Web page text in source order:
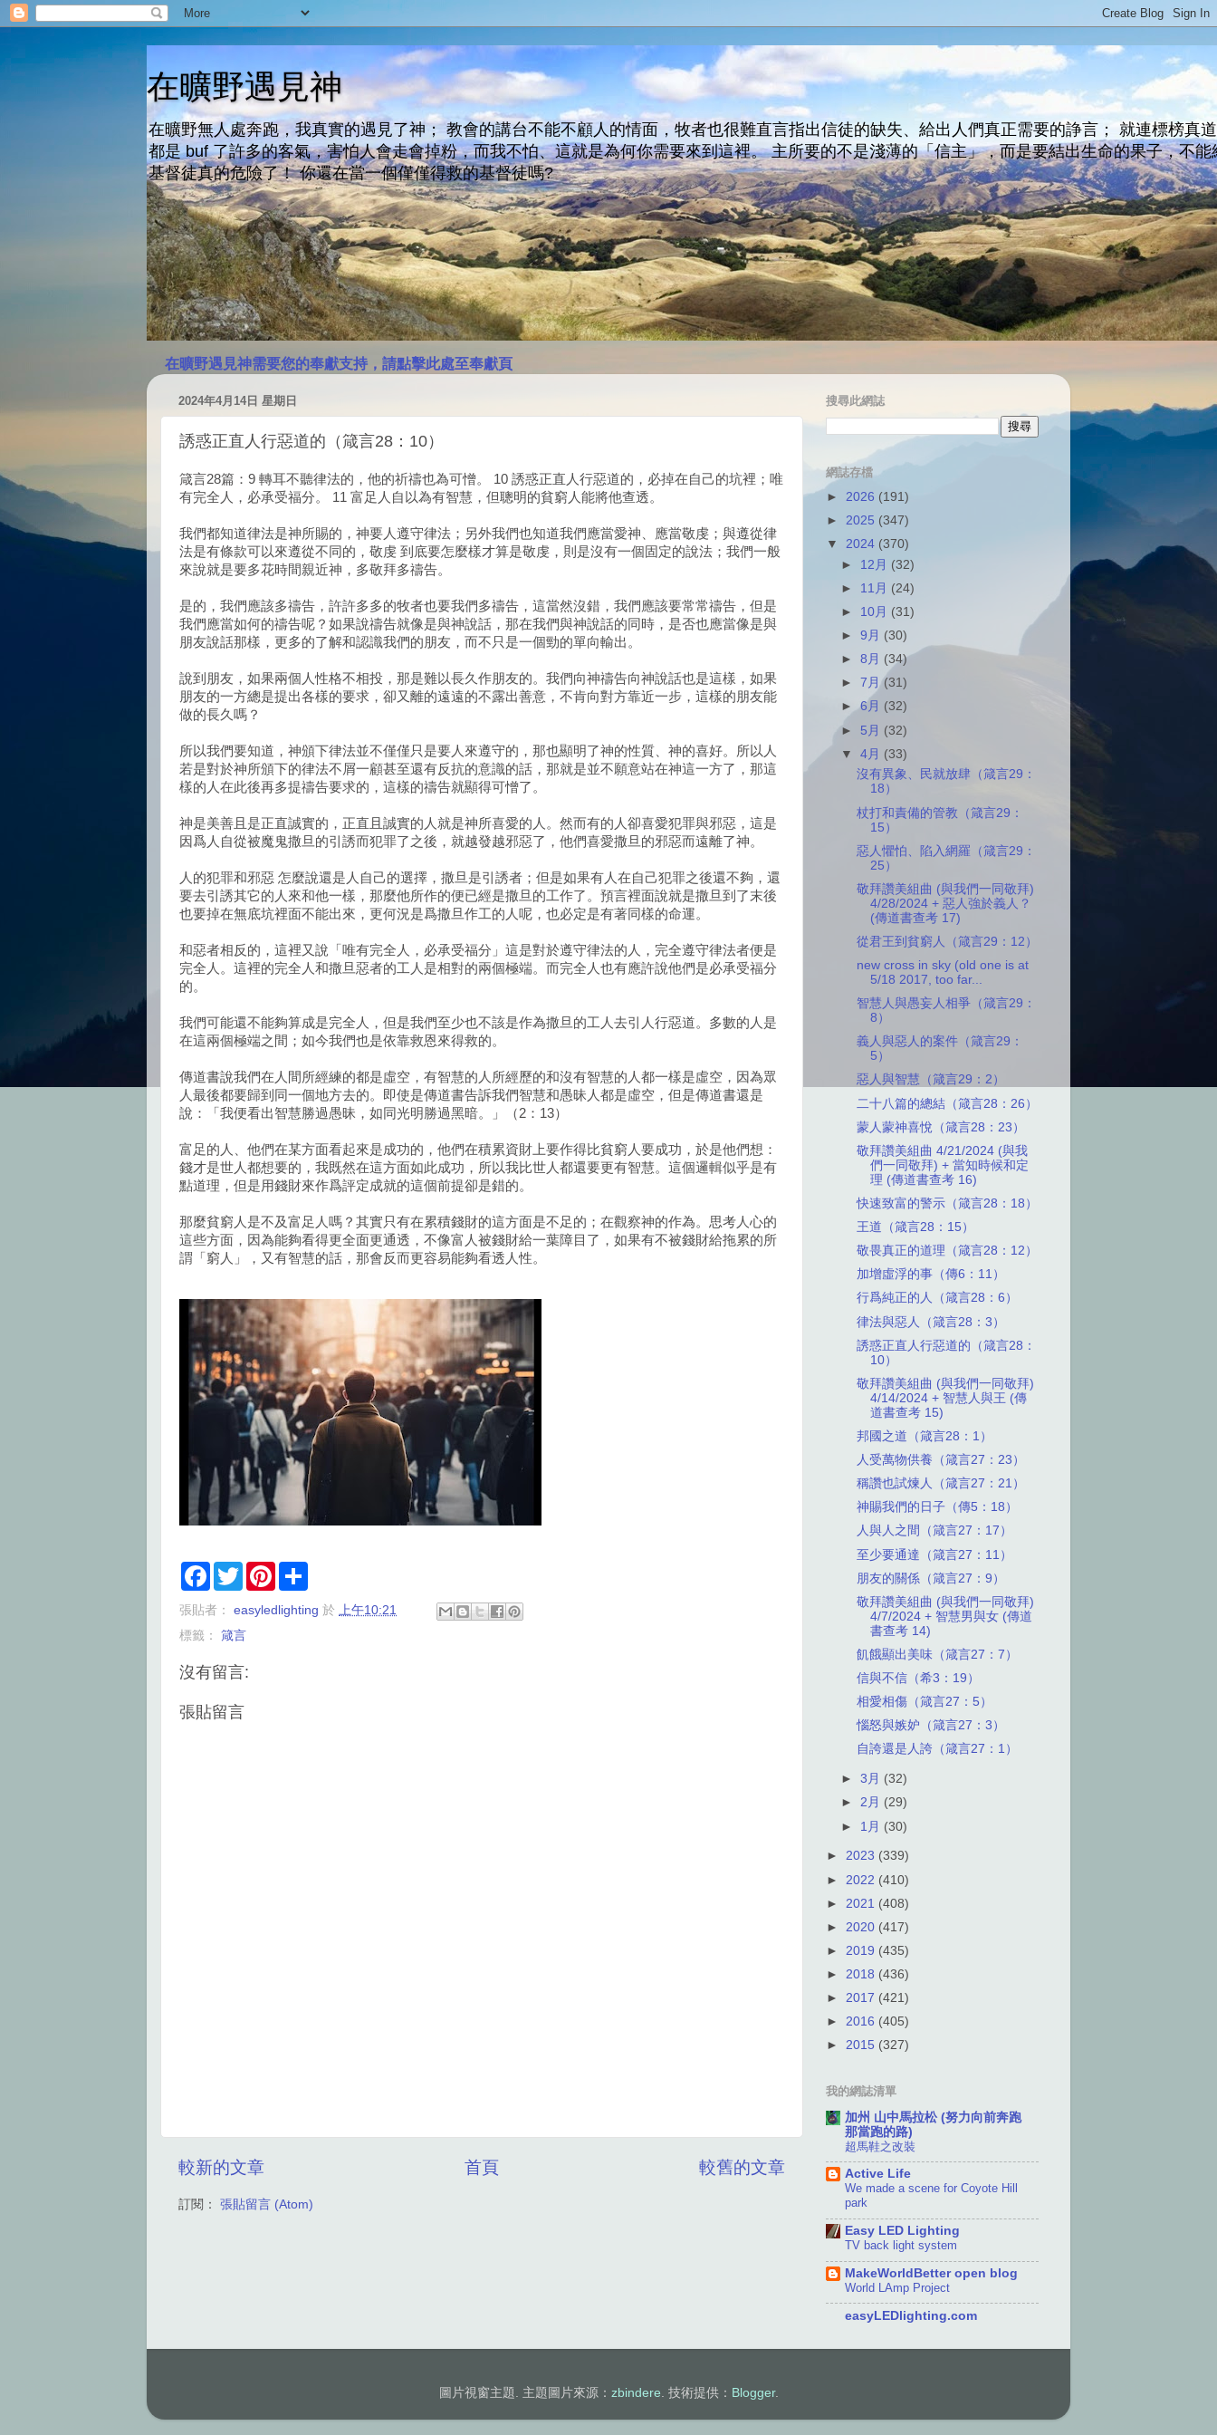
在曠野遇見神
在曠野無人處奔跑，我真實的遇見了神； 教會的講台不能不顧人的情面，牧者也很難直言指出信徒的缺失、給出人們真正需要的諍言； 就連標榜真
都是 buf 了許多的客氣，害怕人會走會掉粉，而我不怕、這就是為何你需要來到這裡。 主所要的不是淺薄的「信主」，而是要結出生命的果子，不能
基督徒真的危險了！ 你還在當一個僅僅得救的基督徒嗎?
在曠野遇見神需要您的奉獻支持，請點擊此處至奉獻頁
2024年4月14日 星期日
誘惑正直人行惡道的（箴言28：10）
箴言28篇：9 轉耳不聽律法的，他的祈禱也為可憎。 10 誘惑正直人行惡道的，必掉在自己的坑裡；唯
有完全人，必承受福分。 11 富足人自以為有智慧，但聰明的貧窮人能將他查透。
我們都知道律法是神所賜的，神要人遵守律法；另外我們也知道我們應當愛神、應當敬虔；與遵從律
法是有條款可以來遵從不同的，敬虔 到底要怎麼樣才算是敬虔，則是沒有一個固定的說法；我們一般
來說就是要多花時間親近神，多敬拜多禱告。
是的，我們應該多禱告，許許多多的牧者也要我們多禱告，這當然沒錯，我們應該要常常禱告，但是
我們應當如何的禱告呢？如果說禱告就像是與神說話，那在我們與神說話的同時，是否也應當像是與
朋友說話那樣，更多的了解和認識我們的朋友，而不只是一個勁的單向輸出。
說到朋友，如果兩個人性格不相投，那是難以長久作朋友的。我們向神禱告向神說話也是這樣，如果
朋友的一方總是提出各樣的要求，卻又離的遠遠的不露出善意，不肯向對方靠近一步，這樣的朋友能
做的長久嗎？
所以我們要知道，神頒下律法並不僅僅只是要人來遵守的，那也顯明了神的性質、神的喜好。所以人
若是對於神所頒下的律法不屑一顧甚至還有反抗的意識的話，那就是並不願意站在神這一方了，那這
樣的人在此後再多提禱告要求的，這樣的禱告就顯得可憎了。
神是美善且是正直誠實的，正直且誠實的人就是神所喜愛的人。然而有的人卻喜愛犯罪與邪惡，這是
因爲人自從被魔鬼撒旦的引誘而犯罪了之後，就越發越邪惡了，他們喜愛撒旦的邪惡而遠離了神。
人的犯罪和邪惡 怎麼說還是人自己的選擇，撒旦是引誘者；但是如果有人在自己犯罪之後還不夠，還
要去引誘其它的人來和他一樣，那麼他所作的便已經是撒旦的工作了。預言裡面說就是撒旦到了末後
也要掉在無底坑裡面不能出來，更何況是爲撒旦作工的人呢，也必定是有著同樣的命運。
和惡者相反的，這裡又說「唯有完全人，必承受福分」這是對於遵守律法的人，完全遵守律法者便是
完全人。這裡的完全人和撒旦惡者的工人是相對的兩個極端。而完全人也有應許說他們是必承受福分
的。
我們可能還不能夠算成是完全人，但是我們至少也不該是作為撒旦的工人去引人行惡道。多數的人是
在這兩個極端之間；如今我們也是依靠救恩來得救的。
傳道書說我們在人間所經練的都是虛空，有智慧的人所經歷的和沒有智慧的人都一樣是虛空，因為眾
人最後都要歸到同一個地方去的。即使是傳道書告訴我們智慧和愚昧人都是虛空，但是傳道書還是
說：「我便看出智慧勝過愚昧，如同光明勝過黑暗。」（2：13）
富足的人、他們在某方面看起來是成功的，他們在積累資財上要作得比貧窮人要成功，於是他們想：
錢才是世人都想要的，我既然在這方面如此成功，所以我比世人都還要更有智慧。這個邏輯似乎是有
點道理，但是用錢財來作爲評定成就的這個前提卻是錯的。
那麼貧窮人是不及富足人嗎？其實只有在累積錢財的這方面是不足的；在觀察神的作為。思考人心的
這些方面，因為能夠看得更全面更通透，不像富人被錢財給一葉障目了，如果有不被錢財給拖累的所
謂「窮人」，又有智慧的話，那會反而更容易能夠看透人性。
F
e
o
k
T
w
t
e
P
t
r
張貼者： easyledlighting 於 上午10:21
標籤： 箴言
沒有留言:
張貼留言
較新的文章 較舊的文章
首頁
訂閱： 張貼留言 (Atom)
搜尋此網誌
網誌存檔
► 2026 (191)
► 2025 (347)
▼ 2024 (370)
► 12月 (32)
► 11月 (24)
► 10月 (31)
►9月 (30)
►8月 (34)
►7月(31)
►6月 (32)
► 5月 (32)
▼4月 (33)
沒有異象、民就放肆（箴言29：
18）
杖打和責備的管教（箴言29：
15）
惡人懼怕、陷入網羅（箴言29：
25）
敬拜讚美組曲 (與我們一同敬拜)
4/28/2024 + 惡人強於義人？
(傳道書查考 17)
從君王到貧窮人（箴言29：12）
new cross in sky (old one is at
5/18 2017, too far...
智慧人與愚妄人相爭（箴言29：
8）
義人與惡人的案件（箴言29：
5）
惡人與智慧（箴言29：2）
二十八篇的總結（箴言28：26）
蒙人蒙神喜悅（箴言28：23）
敬拜讚美組曲 4/21/2024 (與我
們一同敬拜) + 當知時候和定
理 (傳道書查考 16)
快速致富的警示（箴言28：18）
王道（箴言28：15）
敬畏真正的道理（箴言28：12）
加增虛浮的事（傳6：11）
行爲純正的人（箴言28：6）
律法與惡人（箴言28：3）
誘惑正直人行惡道的（箴言28：
10）
敬拜讚美組曲 (與我們一同敬拜)
4/14/2024 + 智慧人與王 (傳
道書查考 15)
邦國之道（箴言28：1）
人受萬物供養（箴言27：23）
稱讚也試煉人（箴言27：21）
神賜我們的日子（傳5：18）
人與人之間（箴言27：17）
至少要通達（箴言27：11）
朋友的關係（箴言27：9）
敬拜讚美組曲 (與我們一同敬拜)
4/7/2024 + 智慧男與女 (傳道
書查考 14)
飢餓顯出美味（箴言27：7）
信與不信（希3：19）
相愛相傷（箴言27：5）
惱怒與嫉妒（箴言27：3）
自誇還是人誇（箴言27：1）
►3月 (32)
►2月 (29)
► 1月 (30)
► 2023 (339)
► 2022 (410)
► 2021 (408)
► 2020 (417)
► 2019 (435)
► 2018 (436)
► 2017 (421)
► 2016 (405)
► 2015 (327)
我的網誌清單
加州 山中馬拉松 (努力向前奔跑
那當跑的路)
超馬鞋之改裝
Active Life
We made a scene for Coyote Hill
park
Easy LED Lighting
TV back light system
MakeWorldBetter open blog
World LAmp Project
easyLEDlighting.com
圖片視窗主題. 主題圖片來源： zbindere. 技術提供： Blogger.